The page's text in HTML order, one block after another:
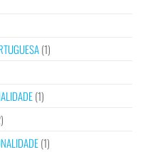
(1)
(1)
(1)